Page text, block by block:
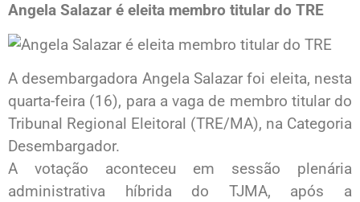
Angela Salazar é eleita membro titular do TRE
A desembargadora Angela Salazar foi eleita, nesta
quarta-feira (16), para a vaga de membro titular do
Tribunal Regional Eleitoral (TRE/MA), na Categoria
Desembargador.
A votação aconteceu em sessão plenária
administrativa híbrida do TJMA, após a